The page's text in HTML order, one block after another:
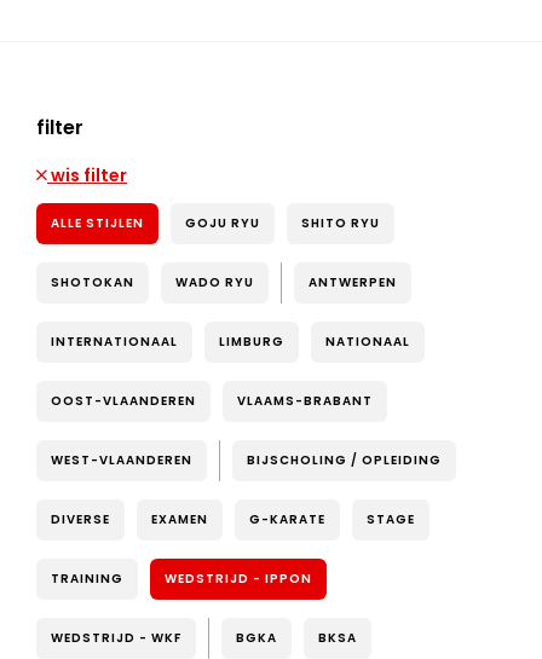
filter
wis filter
ALLE STIJLEN GOJU RYU SHITO RYU
SHOTOKAN WADO RYU ANTWERPEN
INTERNATIONAAL LIMBURG NATIONAAL
OOST-VLAANDEREN VLAAMS-BRABANT
WEST-VLAANDEREN BIJSCHOLING / OPLEIDING
DIVERSE EXAMEN G-KARATE STAGE
TRAINING WEDSTRIJD - IPPON
WEDSTRIJD - WKF BGKA BKSA